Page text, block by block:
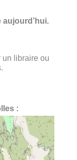
un libraire ou
: